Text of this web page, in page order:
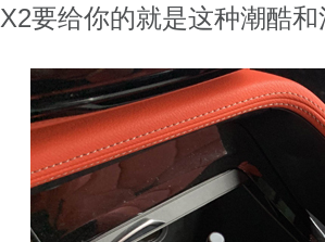
X2要给你的就是这种潮酷